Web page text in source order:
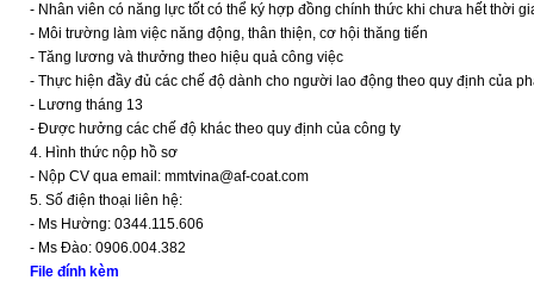
- Nhân viên có năng lực tốt có thể ký hợp đồng chính thức khi chưa hết thời
- Môi trường làm việc năng động, thân thiện, cơ hội thăng tiến
- Tăng lương và thưởng theo hiệu quả công việc
- Thực hiện đầy đủ các chế độ dành cho người lao động theo quy định của
- Lương tháng 13
- Được hưởng các chế độ khác theo quy định của công ty
4. Hình thức nộp hồ sơ
- Nộp CV qua email: mmtvina@af-coat.com
5. Số điện thoại liên hệ:
- Ms Hường: 0344.115.606
- Ms Đào: 0906.004.382
File đính kèm